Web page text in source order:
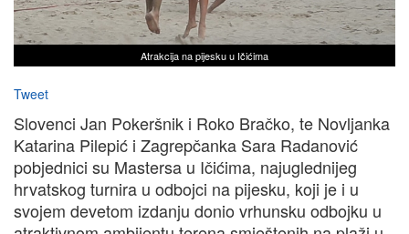
Atrakcija na pijesku u Ičićima
Tweet
Slovenci Jan Pokeršnik i Roko Bračko, te Novljanka
Katarina Pilepić i Zagrepčanka Sara Radanović
pobjednici su Mastersa u Ičićima, najuglednijeg
hrvatskog turnira u odbojci na pijesku, koji je i u
svojem devetom izdanju donio vrhunsku odbojku u